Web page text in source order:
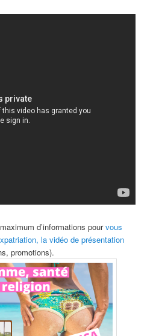
d’informations pourvous
la vidéo de présentation
promotions).